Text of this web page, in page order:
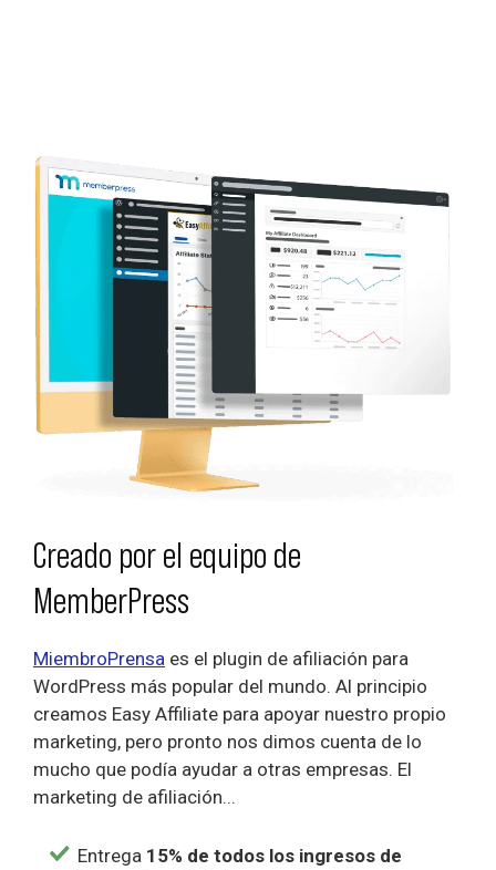
Creado por el equipo de
MemberPress
MiembroPrensa es el plugin de afiliación para
WordPress más popular del mundo. Al principio
creamos Easy Affiliate para apoyar nuestro propio
marketing, pero pronto nos dimos cuenta de lo
mucho que podía ayudar a otras empresas. El
marketing de afiliación...
Entrega 15% de todos los ingresos de